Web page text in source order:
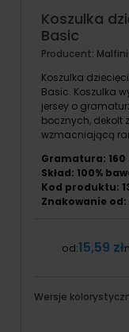
Koszulka
Basic
Producent: Malfini
Koszulka
Basic. Koszulka
jersey o
bocznych, dekolt
wzmacniającą
Gramatura: 160
Skład: 100%
Kod produktu:
Znakowanie od:
od:15,59 zł
Wersje